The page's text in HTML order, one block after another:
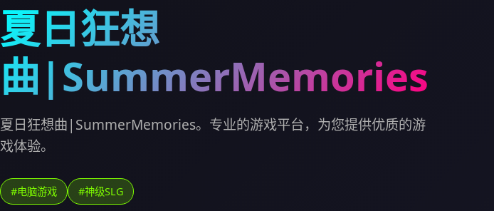
夏日狂想
曲|SummerMemories
夏日狂想曲|SummerMemories。专业的游戏平台，为您提供优质的游
戏体验。
#电脑游戏 #神级SLG